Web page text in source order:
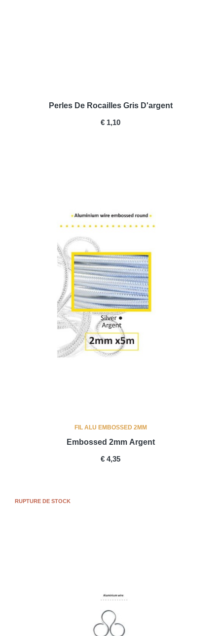
Perles De Rocailles Gris D'argent
PRICE
€ 1,10
FIL ALU EMBOSSED 2MM
Embossed 2mm Argent
PRICE
€ 4,35
RUPTURE DE STOCK